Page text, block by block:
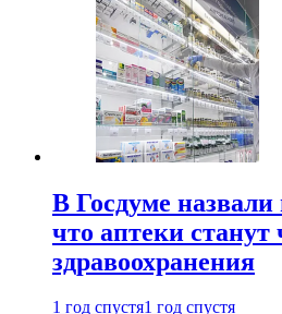
В Госдуме
что аптеки
здравоохранения
1 год спустя1 год спустя